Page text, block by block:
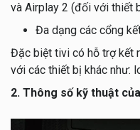
và Airplay 2 (đối với thiết
Đa dạng các cổng
Đặc biệt tivi có hỗ trợ kết
với các thiết bị khác như:
2. Thông số kỹ thuật